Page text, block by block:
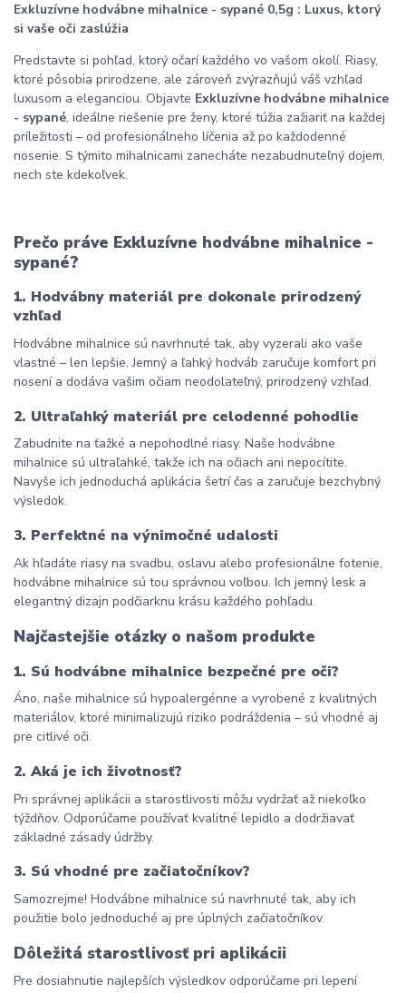
Exkluzívne hodvábne mihalnice - sypané 0,5g : Luxus, ktorý
si vaše oči zaslúžia
Predstavte si pohľad, ktorý očarí každého vo vašom okolí. Riasy,
ktoré pôsobia prirodzene, ale zároveň zvýrazňujú váš vzhľad
luxusom a eleganciou. Objavte Exkluzívne hodvábne mihalnice
- sypané, ideálne riešenie pre ženy, ktoré túžia zažiariť na každej
príležitosti – od profesionálneho líčenia až po každodenné
nosenie. S týmito mihalnicami zanecháte nezabudnuteľný dojem,
nech ste kdekoľvek.
Prečo práve Exkluzívne hodvábne mihalnice -
sypané?
1. Hodvábny materiál pre dokonale prirodzený
vzhľad
Hodvábne mihalnice sú navrhnuté tak, aby vyzerali ako vaše
vlastné – len lepšie. Jemný a ľahký hodváb zaručuje komfort pri
nosení a dodáva vašim očiam neodolateľný, prirodzený vzhľad.
2. Ultraľahký materiál pre celodenné pohodlie
Zabudnite na ťažké a nepohodlné riasy. Naše hodvábne
mihalnice sú ultraľahké, takže ich na očiach ani nepocítite.
Navyše ich jednoduchá aplikácia šetrí čas a zaručuje bezchybný
výsledok.
3. Perfektné na výnimočné udalosti
Ak hľadáte riasy na svadbu, oslavu alebo profesionálne fotenie,
hodvábne mihalnice sú tou správnou voľbou. Ich jemný lesk a
elegantný dizajn podčiarknu krásu každého pohľadu.
Najčastejšie otázky o našom produkte
1. Sú hodvábne mihalnice bezpečné pre oči?
Áno, naše mihalnice sú hypoalergénne a vyrobené z kvalitných
materiálov, ktoré minimalizujú riziko podráždenia – sú vhodné aj
pre citlivé oči.
2. Aká je ich životnosť?
Pri správnej aplikácii a starostlivosti môžu vydržať až niekoľko
týždňov. Odporúčame používať kvalitné lepidlo a dodržiavať
základné zásady údržby.
3. Sú vhodné pre začiatočníkov?
Samozrejme! Hodvábne mihalnice sú navrhnuté tak, aby ich
použitie bolo jednoduché aj pre úplných začiatočníkov.
Dôležitá starostlivosť pri aplikácii
Pre dosiahnutie najlepších výsledkov odporúčame pri lepení